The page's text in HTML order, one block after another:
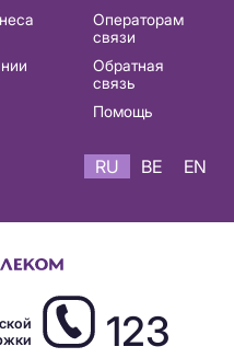
Операторам
связи
Обратная
связь
Помощь
RU BE EN
123